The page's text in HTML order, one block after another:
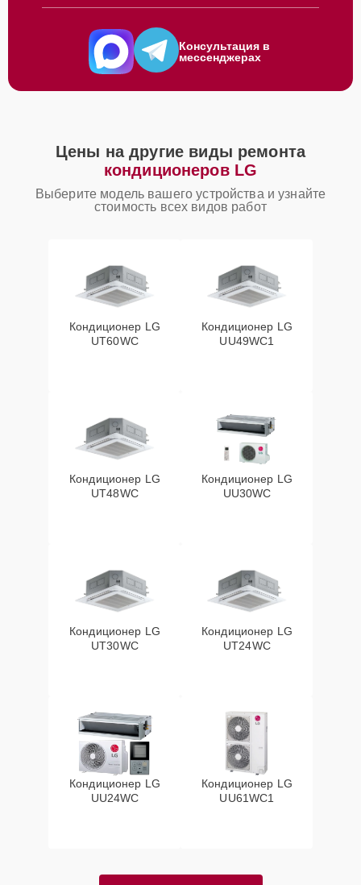
Консультация в
мессенджерах
Цены на другие виды ремонта
кондиционеров LG
Выберите модель вашего устройства и узнайте
стоимость всех видов работ
Кондиционер LG
UT60WC
Кондиционер LG
UU49WC1
Кондиционер LG
UT48WC
Кондиционер LG
UU30WC
Кондиционер LG
UT30WC
Кондиционер LG
UT24WC
Кондиционер LG
UU24WC
Кондиционер LG
UU61WC1